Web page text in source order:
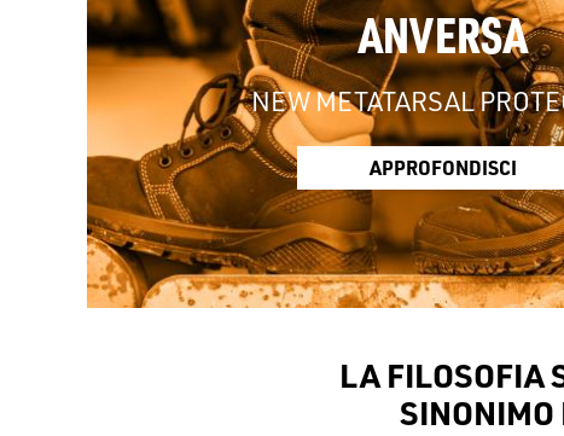
ANVERSA
NEW METATARSAL
APPROFONDISCI
LA FILOSOFIA
SINONIMO